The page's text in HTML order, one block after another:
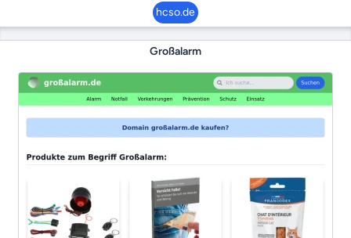
hcso.de
Großalarm